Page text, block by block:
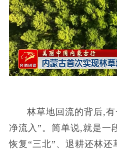
林草地回流的背后,
净流入”。简单说,就是一
恢复“三北”、退耕还林